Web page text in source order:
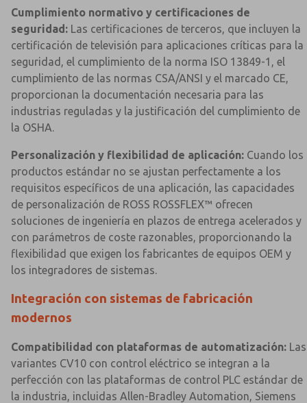
Cumplimiento normativo y certificaciones de
seguridad: Las certificaciones de terceros, que incluyen la
certificación de televisión para aplicaciones críticas para la
seguridad, el cumplimiento de la norma ISO 13849-1, el
cumplimiento de las normas CSA/ANSI y el marcado CE,
proporcionan la documentación necesaria para las
industrias reguladas y la justificación del cumplimiento de
la OSHA.
Personalización y flexibilidad de aplicación: Cuando los
productos estándar no se ajustan perfectamente a los
requisitos específicos de una aplicación, las capacidades
de personalización de ROSS ROSSFLEX™ ofrecen
soluciones de ingeniería en plazos de entrega acelerados y
con parámetros de coste razonables, proporcionando la
flexibilidad que exigen los fabricantes de equipos OEM y
los integradores de sistemas.
Integración con sistemas de fabricación
modernos
Compatibilidad con plataformas de automatización: Las
variantes CV10 con control eléctrico se integran a la
perfección con las plataformas de control PLC estándar de
la industria, incluidas Allen-Bradley Automation, Siemens